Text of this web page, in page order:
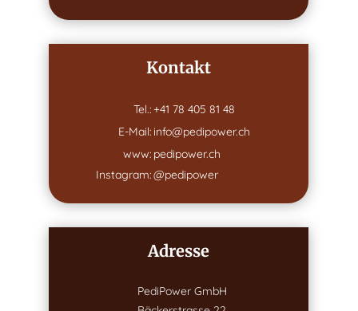
Kontakt
Tel.:+41 78 405 81 48
E-Mail: info@pedipower.ch
www: pedipower.ch
Instagram:@pedipower
Adresse
PediPower GmbH